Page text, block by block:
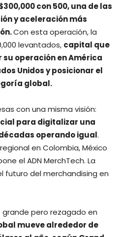
con 500, una de las
y aceleración más
Con esta operación, la
levantados, capital que
operación en América
Unidos y posicionar el
global.
con una misma visión:
para digitalizar una
operando igual.
en Colombia, México
el ADN MerchTech. La
futuro del merchandising en
pero rezagado en
mueve alrededor de